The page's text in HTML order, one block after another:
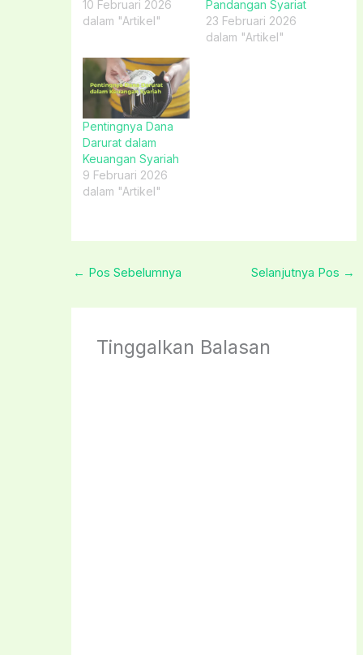
10 Februari 2026
dalam "Artikel"
Pandangan Syariat
23 Februari 2026
dalam "Artikel"
Pentingnya Dana
Darurat dalam
Keuangan Syariah
9 Februari 2026
dalam "Artikel"
← Pos Sebelumnya Selanjutnya Pos →
Tinggalkan Balasan